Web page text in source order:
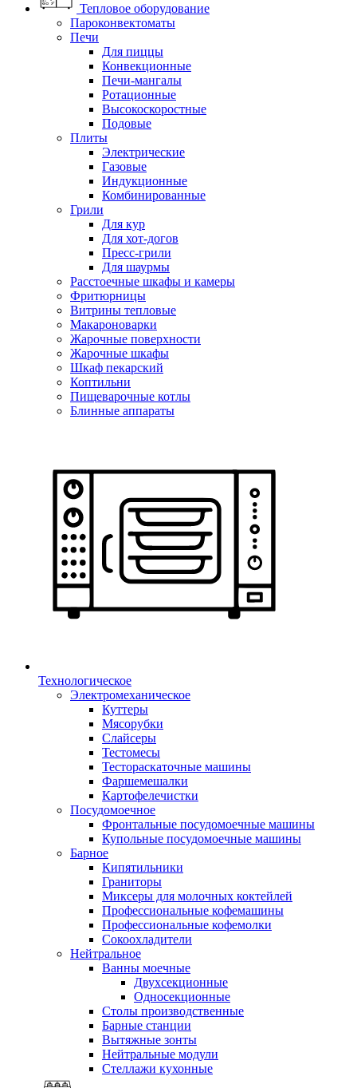
Тепловое оборудование
Пароконвектоматы
Печи
Для пиццы
Конвекционные
Печи-мангалы
Ротационные
Высокоскоростные
Подовые
Плиты
Электрические
Газовые
Индукционные
Комбинированные
Грили
Для кур
Для хот-догов
Пресс-грили
Для шаурмы
Расстоечные шкафы и камеры
Фритюрницы
Витрины тепловые
Макароноварки
Жарочные поверхности
Жарочные шкафы
Шкаф пекарский
Коптильни
Пищеварочные котлы
Блинные аппараты
Технологическое
Электромеханическое
Куттеры
Мясорубки
Слайсеры
Тестомесы
Тестораскаточные машины
Фаршемешалки
Картофелечистки
Посудомоечное
Фронтальные посудомоечные машины
Купольные посудомоечные машины
Барное
Кипятильники
Граниторы
Миксеры для молочных коктейлей
Профессиональные кофемашины
Профессиональные кофемолки
Сокоохладители
Нейтральное
Ванны моечные
Двухсекционные
Односекционные
Столы производственные
Барные станции
Вытяжные зонты
Нейтральные модули
Стеллажи кухонные